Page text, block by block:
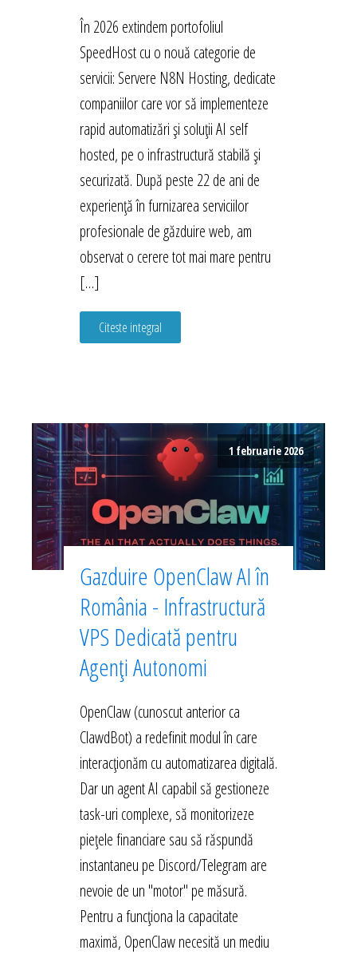
În 2026 extindem portofoliul
SpeedHost cu o nouă categorie de
servicii: Servere N8N Hosting, dedicate
companiilor care vor să implementeze
rapid automatizări și soluții AI self
hosted, pe o infrastructură stabilă și
securizată. După peste 22 de ani de
experiență în furnizarea serviciilor
profesionale de găzduire web, am
observat o cerere tot mai mare pentru
[…]
Citeste integral
1 februarie 2026
Gazduire OpenClaw AI în
România - Infrastructură
VPS Dedicată pentru
Agenți Autonomi
OpenClaw (cunoscut anterior ca
ClawdBot) a redefinit modul în care
interacționăm cu automatizarea digitală.
Dar un agent AI capabil să gestioneze
task-uri complexe, să monitorizeze
piețele financiare sau să răspundă
instantaneu pe Discord/Telegram are
nevoie de un "motor" pe măsură.
Pentru a funcționa la capacitate
maximă, OpenClaw necesită un mediu